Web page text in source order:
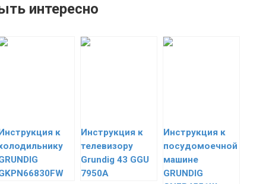
интересно
к
Инструкция к
телевизору
Grundig 43 GGU
7950A
Инструкция к
посудомоечной
машине
GRUNDIG